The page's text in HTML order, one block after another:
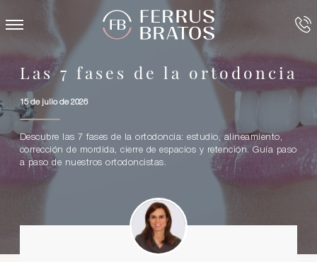
Las 7 fases de la ortodoncia
15 de julio de 2026
Descubre las 7 fases de la ortodoncia: estudio, alineamiento,
corrección de mordida, cierre de espacios y retención. Guía paso
a paso de nuestros ortodoncistas.